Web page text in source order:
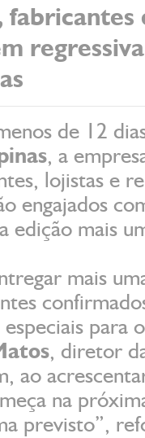
de 12
, a
lojistas e
engajados
edição mais
mais
para
, diretor
ao
na
previsto”,